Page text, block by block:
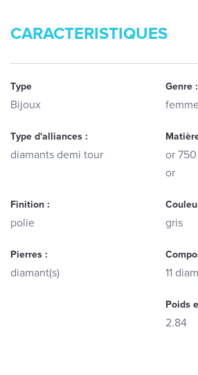
CARACTERISTIQUES
Type
Bijoux
Genre :
Type d'alliances :
diamants demi tour
or 750
or
Finition :
polie gris
Pierres :
diamant(s) 11
Poids
2.84